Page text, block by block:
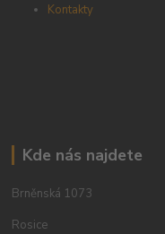
Kontakty
Kde nás najdete
Brněnská 1073
Rosice